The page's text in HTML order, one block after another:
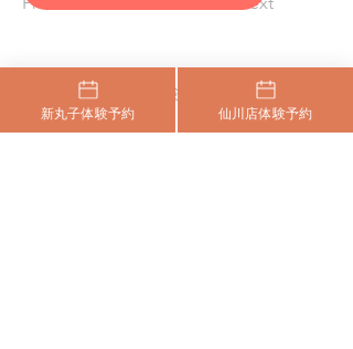
​まずはお気軽に体験にいらしてください
24時間いつでも、空いている日程から、
新丸子体験予約 仙川店体験予約